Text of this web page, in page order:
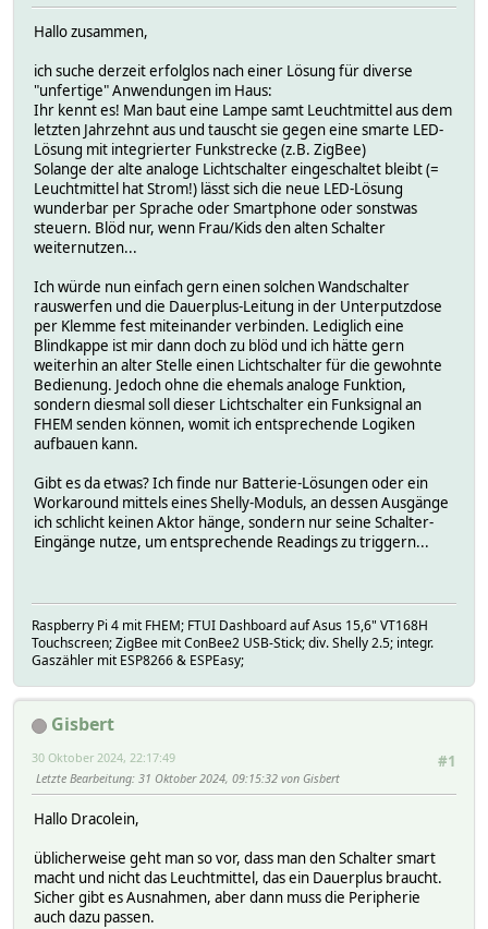
Hallo zusammen,
ich suche derzeit erfolglos nach einer Lösung für diverse
"unfertige" Anwendungen im Haus:
Ihr kennt es! Man baut eine Lampe samt Leuchtmittel aus dem
letzten Jahrzehnt aus und tauscht sie gegen eine smarte LED-
Lösung mit integrierter Funkstrecke (z.B. ZigBee)
Solange der alte analoge Lichtschalter eingeschaltet bleibt (=
Leuchtmittel hat Strom!) lässt sich die neue LED-Lösung
wunderbar per Sprache oder Smartphone oder sonstwas
steuern. Blöd nur, wenn Frau/Kids den alten Schalter
weiternutzen...
Ich würde nun einfach gern einen solchen Wandschalter
rauswerfen und die Dauerplus-Leitung in der Unterputzdose
per Klemme fest miteinander verbinden. Lediglich eine
Blindkappe ist mir dann doch zu blöd und ich hätte gern
weiterhin an alter Stelle einen Lichtschalter für die gewohnte
Bedienung. Jedoch ohne die ehemals analoge Funktion,
sondern diesmal soll dieser Lichtschalter ein Funksignal an
FHEM senden können, womit ich entsprechende Logiken
aufbauen kann.
Gibt es da etwas? Ich finde nur Batterie-Lösungen oder ein
Workaround mittels eines Shelly-Moduls, an dessen Ausgänge
ich schlicht keinen Aktor hänge, sondern nur seine Schalter-
Eingänge nutze, um entsprechende Readings zu triggern...
Raspberry Pi 4 mit FHEM; FTUI Dashboard auf Asus 15,6" VT168H
Touchscreen; ZigBee mit ConBee2 USB-Stick; div. Shelly 2.5; integr.
Gaszähler mit ESP8266 & ESPEasy;
Gisbert
#1
30 Oktober 2024, 22:17:49
Letzte Bearbeitung: 31 Oktober 2024, 09:15:32 von Gisbert
Hallo Dracolein,
üblicherweise geht man so vor, dass man den Schalter smart
macht und nicht das Leuchtmittel, das ein Dauerplus braucht.
Sicher gibt es Ausnahmen, aber dann muss die Peripherie
auch dazu passen.